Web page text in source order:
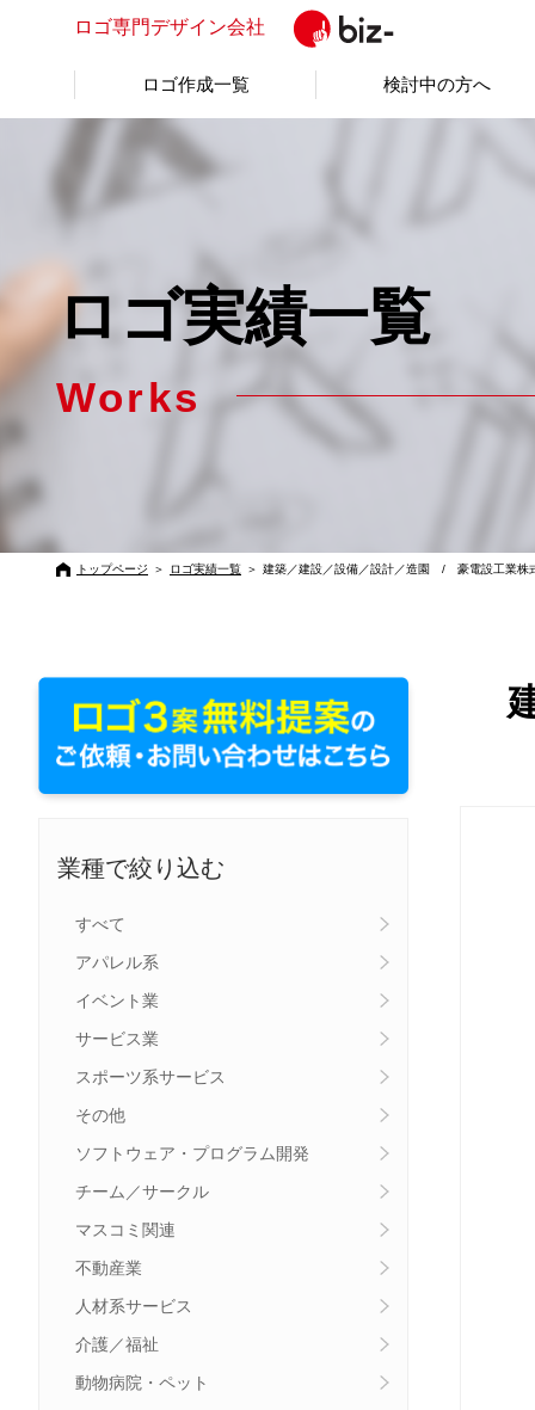
ロゴ専門デザイン会社
ロゴ作成一覧 検討中の方へ
ロゴ実績一覧
Works
トップページ ＞ ロゴ実績一覧 ＞ 建築／建設／設備／設計／造園 / 豪電設工業株
業種で絞り込む
すべて
アパレル系
イベント業
サービス業
スポーツ系サービス
その他
ソフトウェア・プログラム開発
チーム／サークル
マスコミ関連
不動産業
人材系サービス
介護／福祉
動物病院・ペット